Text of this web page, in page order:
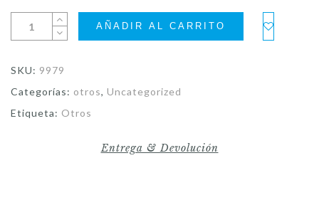
AÑADIR AL CARRITO
SKU: 9979
Categorías: otros, Uncategorized
Etiqueta: Otros
Entrega & Devolución